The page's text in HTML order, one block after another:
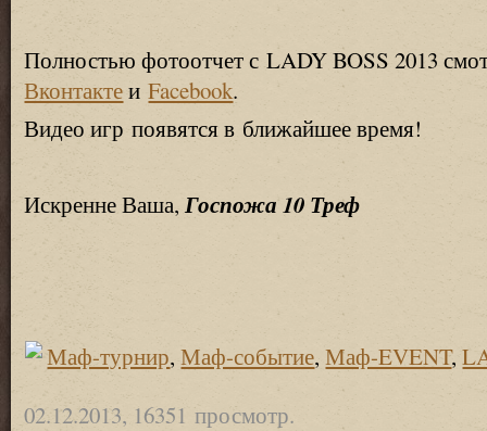
Полностью фотоотчет с LADY BOSS 2013
ВконтактеиFacebook.
Видео игр появятся в ближайшее время!
Искренне Ваша,Госпожа 10 Треф
Маф-турнир,Маф-событие,Маф-EVENT,
02.12.2013, 16351 просмотр.